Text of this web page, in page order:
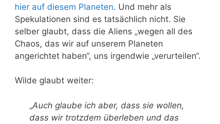
hier auf diesem Planeten. Und mehr als
Spekulationen sind es tatsächlich nicht. Sie
selber glaubt, dass die Aliens „wegen all des
Chaos, das wir auf unserem Planeten
angerichtet haben“, uns irgendwie „verurteilen“.
Wilde glaubt weiter:
„Auch glaube ich aber, dass sie wollen,
dass wir trotzdem überleben und das